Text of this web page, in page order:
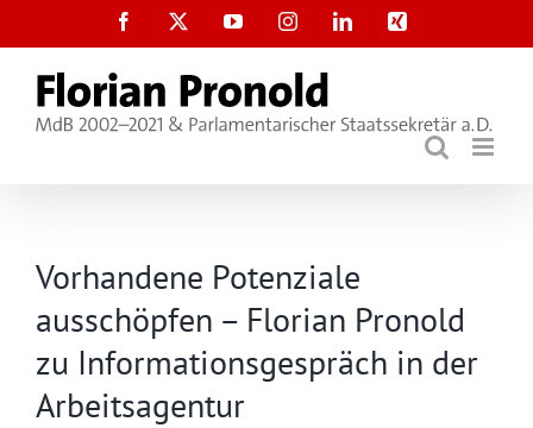
Facebook YouTubeInstagramLinkedInXing
Vorhandene Potenziale
ausschöpfen – Florian Pronold
zu Informationsgespräch in der
Arbeitsagentur